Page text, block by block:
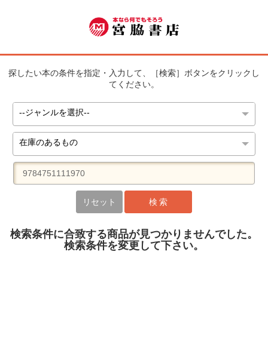
探したい本の条件を指定・入力して、［検索］ボタンをクリックし
てください。
リセット 検 索
検索条件に合致する商品が見つかりませんでした。
検索条件を変更して下さい。